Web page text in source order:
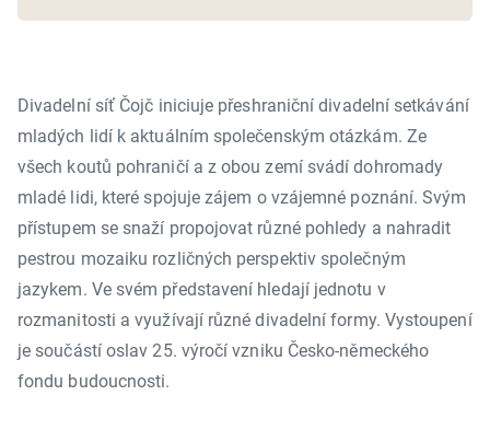
Divadelní síť Čojč iniciuje přeshraniční divadelní setkávání
mladých lidí k aktuálním společenským otázkám. Ze
všech koutů pohraničí a z obou zemí svádí dohromady
mladé lidi, které spojuje zájem o vzájemné poznání. Svým
přístupem se snaží propojovat různé pohledy a nahradit
pestrou mozaiku rozličných perspektiv společným
jazykem. Ve svém představení hledají jednotu v
rozmanitosti a využívají různé divadelní formy. Vystoupení
je součástí oslav 25. výročí vzniku Česko-německého
fondu budoucnosti.